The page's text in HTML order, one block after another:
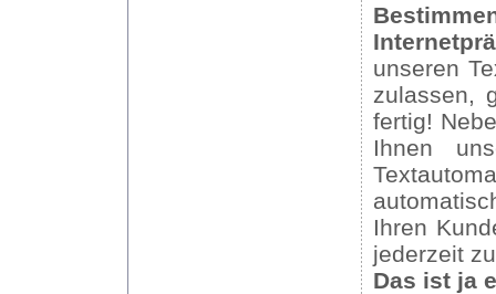
unseren
zulassen,
fertig!
Ihnen
Ihren
jederzeit
Das ist ja